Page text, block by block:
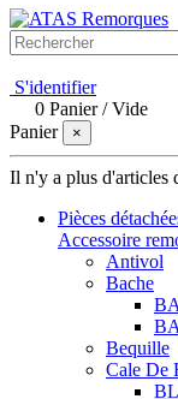
S'identifier
0 Panier /Vide
Panier
×
Il n'y a plus d'articles
Pièces
Accessoire
Antivol
Bache
Bequille
Cale De